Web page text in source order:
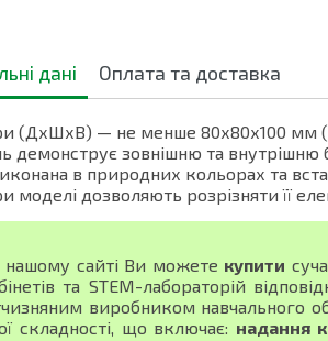
дані Оплата та доставка
(ДхШхВ) — не менше 80х80х100 мм
демонструє зовнішню та внутрішню
в природних кольорах та
моделі дозволяють розрізняти її
нашому сайті Ви можете купити
та STEM-лабораторій
виробником навчального
складності, що включає: надання